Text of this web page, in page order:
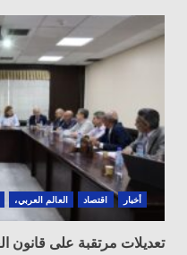
أخبار اقتصاد العالم العربي،
تعديلات مرتقبة على قانون